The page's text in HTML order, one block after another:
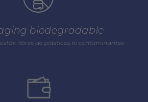
biodegradable
libres de plásticos ni contaminantes